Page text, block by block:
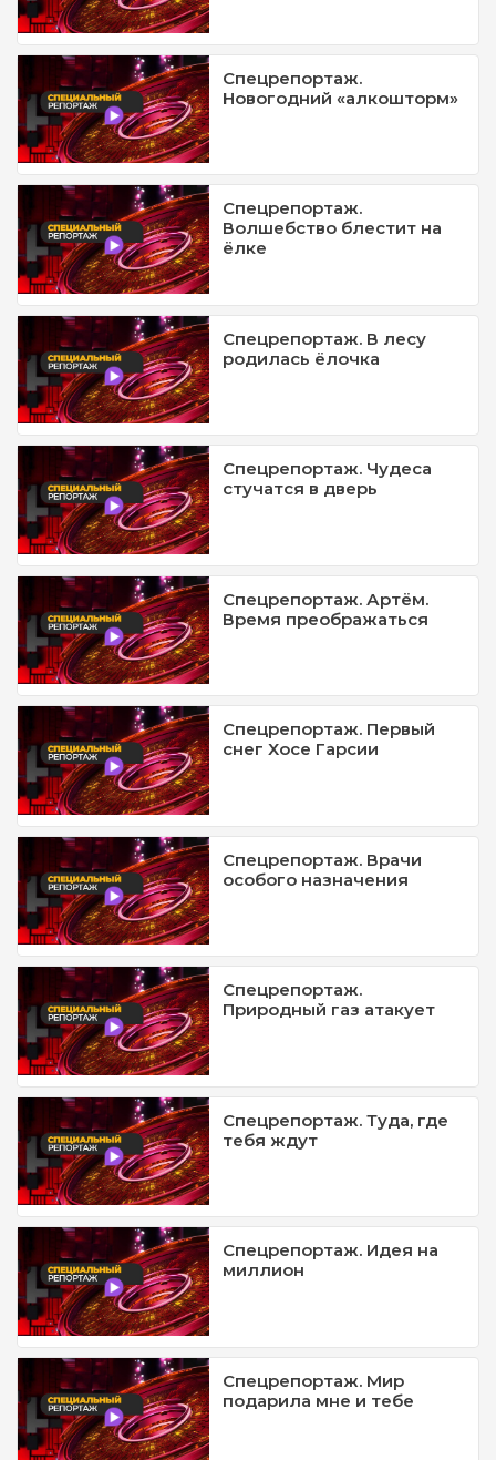
Спецрепортаж.
Новогодний «алкошторм»
Спецрепортаж.
Волшебство блестит на
ёлке
Спецрепортаж. В лесу
родилась ёлочка
Спецрепортаж. Чудеса
стучатся в дверь
Спецрепортаж. Артём.
Время преображаться
Спецрепортаж. Первый
снег Хосе Гарсии
Спецрепортаж. Врачи
особого назначения
Спецрепортаж.
Природный газ атакует
Спецрепортаж. Туда, где
тебя ждут
Спецрепортаж. Идея на
миллион
Спецрепортаж. Мир
подарила мне и тебе